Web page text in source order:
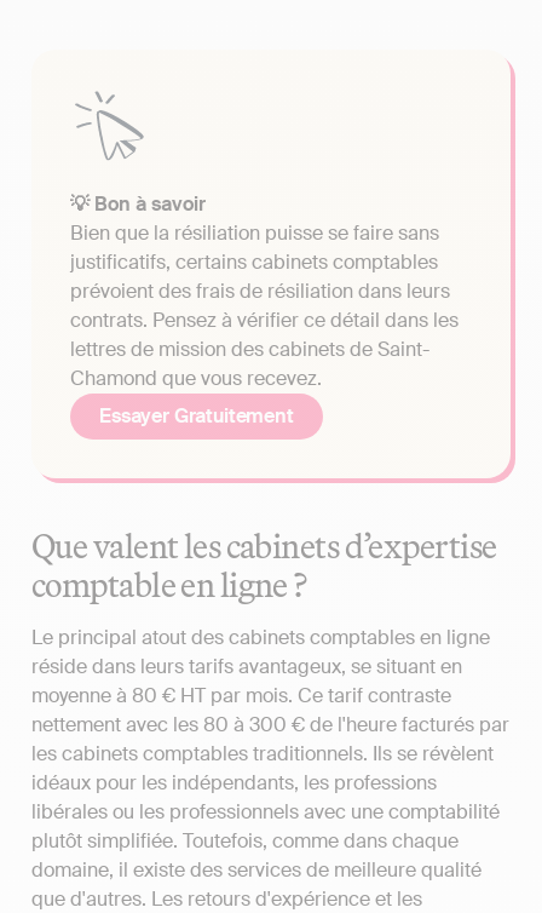
💡 Bon à savoir
Bien que la résiliation puisse se faire sans
justificatifs, certains cabinets comptables
prévoient des frais de résiliation dans leurs
contrats. Pensez à vérifier ce détail dans les
lettres de mission des cabinets de Saint-
Chamond que vous recevez.
Essayer Gratuitement
Que valent les cabinets d’expertise
comptable en ligne ?
Le principal atout des cabinets comptables en ligne
réside dans leurs tarifs avantageux, se situant en
moyenne à 80 € HT par mois. Ce tarif contraste
nettement avec les 80 à 300 € de l'heure facturés par
les cabinets comptables traditionnels. Ils se révèlent
idéaux pour les indépendants, les professions
libérales ou les professionnels avec une comptabilité
plutôt simplifiée. Toutefois, comme dans chaque
domaine, il existe des services de meilleure qualité
que d'autres. Les retours d'expérience et les